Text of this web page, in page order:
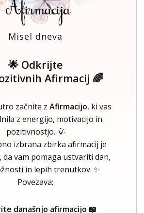
Misel dneva
🌟 Odkrijte
Afirmacij 🌈
začnite z Afirmacijo, ki vas
z energijo, motivacijo in
pozitivnostjo. 🌞
izbrana zbirka afirmacij je
da vam pomaga ustvariti dan,
in lepih trenutkov. ✨
Povezava:
današnjo afirmacijo 📖